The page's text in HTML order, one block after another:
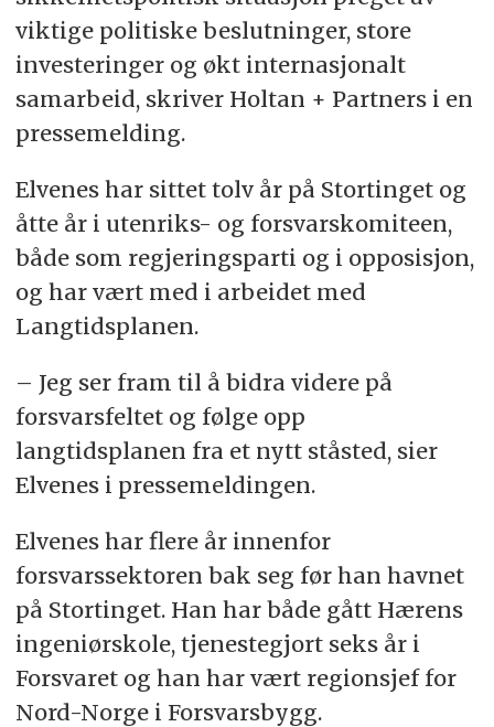
viktige politiske beslutninger, store
investeringer og økt internasjonalt
samarbeid, skriver Holtan + Partners i en
pressemelding.
Elvenes har sittet tolv år på Stortinget og
åtte år i utenriks- og forsvarskomiteen,
både som regjeringsparti og i opposisjon,
og har vært med i arbeidet med
Langtidsplanen.
– Jeg ser fram til å bidra videre på
forsvarsfeltet og følge opp
langtidsplanen fra et nytt ståsted, sier
Elvenes i pressemeldingen.
Elvenes har flere år innenfor
forsvarssektoren bak seg før han havnet
på Stortinget. Han har både gått Hærens
ingeniørskole, tjenestegjort seks år i
Forsvaret og han har vært regionsjef for
Nord-Norge i Forsvarsbygg.